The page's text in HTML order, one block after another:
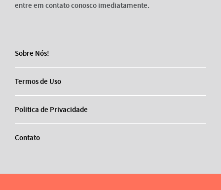
entre em contato conosco imediatamente.
Sobre Nós!
Termos de Uso
Politica de Privacidade
Contato